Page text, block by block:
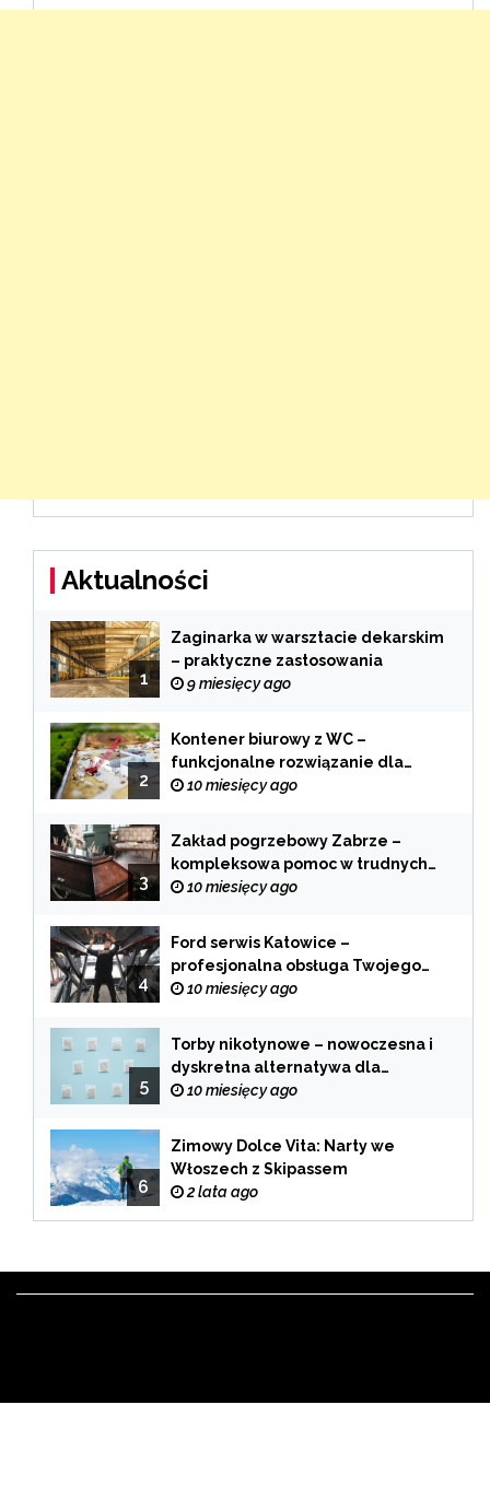
Aktualności
1
Zaginarka w warsztacie dekarskim
– praktyczne zastosowania
9 miesięcy ago
2
Kontener biurowy z WC –
funkcjonalne rozwiązanie dla
każdej branży
10 miesięcy ago
3
Zakład pogrzebowy Zabrze –
kompleksowa pomoc w trudnych
chwilach
10 miesięcy ago
4
Ford serwis Katowice –
profesjonalna obsługa Twojego
samochodu
10 miesięcy ago
5
Torby nikotynowe – nowoczesna i
dyskretna alternatywa dla
tradycyjnego palenia
10 miesięcy ago
6
Zimowy Dolce Vita: Narty we
Włoszech z Skipassem
2 lata ago